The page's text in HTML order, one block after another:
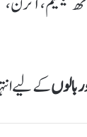
بالوںکے لیے